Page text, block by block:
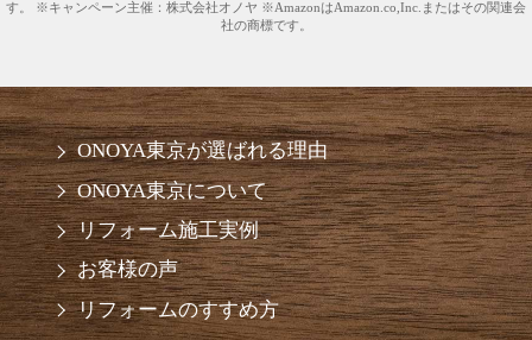
す。 ※キャンペーン主催：株式会社オノヤ ※AmazonはAmazon.co,Inc.またはその関連会
社の商標です。
ONOYA東京が選ばれる理由
ONOYA東京について
リフォーム施工実例
お客様の声
リフォームのすすめ方